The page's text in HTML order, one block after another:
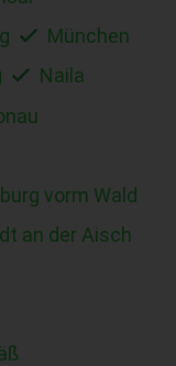
München
Naila
vorm Wald
an der Aisch